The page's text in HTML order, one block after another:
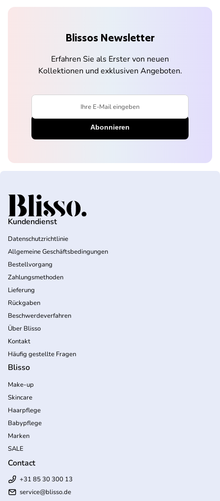
Blissos Newsletter
Erfahren Sie als Erster von neuen
Kollektionen und exklusiven Angeboten.
Ihre E-Mail eingeben
Startseite
Kundendienst
Datenschutzrichtlinie
Allgemeine Geschäftsbedingungen
Bestellvorgang
Zahlungsmethoden
Lieferung
Rückgaben
Beschwerdeverfahren
Über Blisso
Kontakt
Häufig gestellte Fragen
Blisso
Make-up
Skincare
Haarpflege
Babypflege
Marken
SALE
Contact
+31 85 30 300 13
service@blisso.de